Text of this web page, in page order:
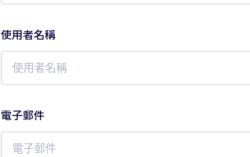
使用者名稱
電子郵件